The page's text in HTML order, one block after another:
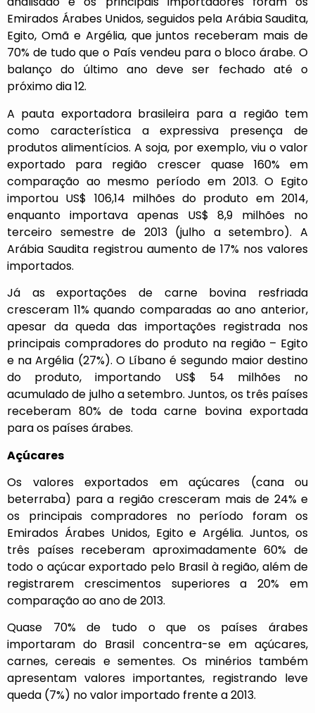
Emirados Árabes Unidos, seguidos pela Arábia Saudita,
Egito, Omã e Argélia, que juntos receberam mais de
70% de tudo que o País vendeu para o bloco árabe. O
balanço do último ano deve ser fechado até o
próximo dia 12.
A pauta exportadora brasileira para a região tem
como característica a expressiva presença de
produtos alimentícios. A soja, por exemplo, viu o valor
exportado para região crescer quase 160% em
comparação ao mesmo período em 2013. O Egito
importou US$ 106,14 milhões do produto em 2014,
enquanto importava apenas US$ 8,9 milhões no
terceiro semestre de 2013 (julho a setembro). A
Arábia Saudita registrou aumento de 17% nos valores
importados.
Já as exportações de carne bovina resfriada
cresceram 11% quando comparadas ao ano anterior,
apesar da queda das importações registrada nos
principais compradores do produto na região – Egito
e na Argélia (27%). O Líbano é segundo maior destino
do produto, importando US$ 54 milhões no
acumulado de julho a setembro. Juntos, os três países
receberam 80% de toda carne bovina exportada
para os países árabes.
Açúcares
Os valores exportados em açúcares (cana ou
beterraba) para a região cresceram mais de 24% e
os principais compradores no período foram os
Emirados Árabes Unidos, Egito e Argélia. Juntos, os
três países receberam aproximadamente 60% de
todo o açúcar exportado pelo Brasil à região, além de
registrarem crescimentos superiores a 20% em
comparação ao ano de 2013.
Quase 70% de tudo o que os países árabes
importaram do Brasil concentra-se em açúcares,
carnes, cereais e sementes. Os minérios também
apresentam valores importantes, registrando leve
queda (7%) no valor importado frente a 2013.